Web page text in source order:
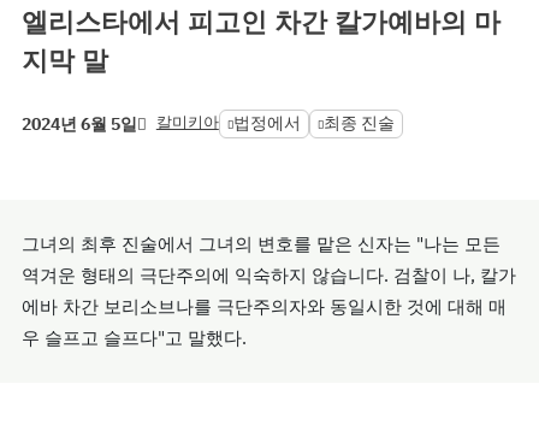
엘리스타에서 피고인 차간 칼가예바의 마
지막 말
2024년 6월 5일 칼미키아 법정에서 최종 진술
그녀의 최후 진술에서 그녀의 변호를 맡은 신자는 "나는 모든
역겨운 형태의 극단주의에 익숙하지 않습니다. 검찰이 나, 칼가
에바 차간 보리소브나를 극단주의자와 동일시한 것에 대해 매
우 슬프고 슬프다"고 말했다.